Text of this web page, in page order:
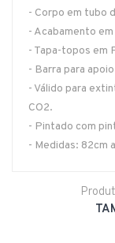
- Corpo em tubo
- Acabamento
- Tapa-topos em
- Barra para
- Válido para
CO2.
- Pintado com
- Medidas: 82cm